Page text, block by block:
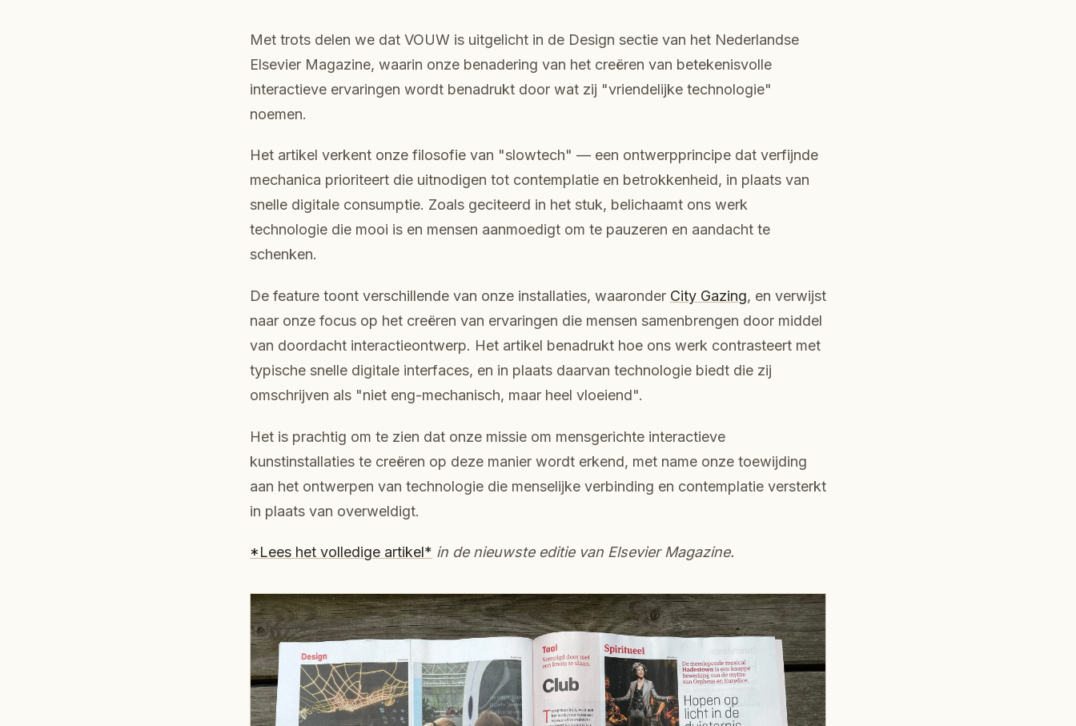
Met trots delen we dat VOUW is uitgelicht in de Design sectie van het Nederlandse
Elsevier Magazine, waarin onze benadering van het creëren van betekenisvolle
interactieve ervaringen wordt benadrukt door wat zij "vriendelijke technologie"
noemen.
Het artikel verkent onze filosofie van "slowtech" — een ontwerpprincipe dat verfijnde
mechanica prioriteert die uitnodigen tot contemplatie en betrokkenheid, in plaats van
snelle digitale consumptie. Zoals geciteerd in het stuk, belichaamt ons werk
technologie die mooi is en mensen aanmoedigt om te pauzeren en aandacht te
schenken.
De feature toont verschillende van onze installaties, waaronder City Gazing, en verwijst
naar onze focus op het creëren van ervaringen die mensen samenbrengen door middel
van doordacht interactieontwerp. Het artikel benadrukt hoe ons werk contrasteert met
typische snelle digitale interfaces, en in plaats daarvan technologie biedt die zij
omschrijven als "niet eng-mechanisch, maar heel vloeiend".
Het is prachtig om te zien dat onze missie om mensgerichte interactieve
kunstinstallaties te creëren op deze manier wordt erkend, met name onze toewijding
aan het ontwerpen van technologie die menselijke verbinding en contemplatie versterkt
in plaats van overweldigt.
*Lees het volledige artikel* in de nieuwste editie van Elsevier Magazine.